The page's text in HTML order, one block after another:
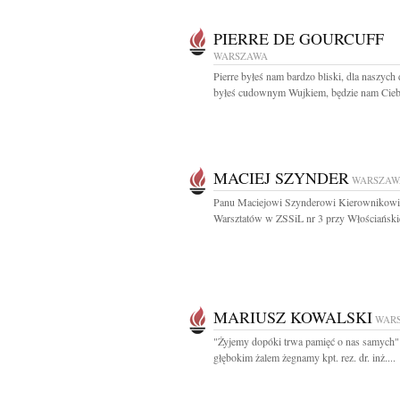
PIERRE DE GOURCUFF
WARSZAWA
Pierre byłeś nam bardzo bliski, dla naszych
byłeś cudownym Wujkiem, będzie nam
MACIEJ SZYNDER
Panu Maciejowi Szynderowi Kierownikowi
Warsztatów w ZSSiL nr 3 przy
MARIUSZ KOWALSKI
"Żyjemy dopóki trwa pamięć o nas
głębokim żalem żegnamy kpt. rez. dr. inż....